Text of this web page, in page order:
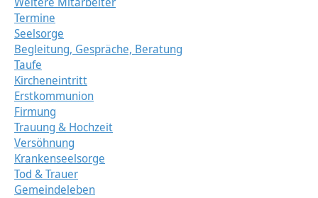
Termine
Seelsorge
Begleitung, Gespräche, Beratung
Taufe
Kircheneintritt
Erstkommunion
Firmung
Trauung & Hochzeit
Versöhnung
Krankenseelsorge
Tod & Trauer
Gemeindeleben